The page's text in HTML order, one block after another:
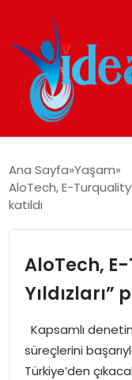
GÜNDEM
İDEAL SPOR
YAŞAM
Ana Sayfa Yaşam
AloTech, E-Turquality
katıldı
AloTech,
Yıldızları”
Kapsamlı
süreçlerini
Türkiye’den